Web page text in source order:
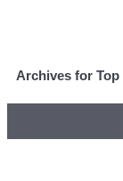
Archives for